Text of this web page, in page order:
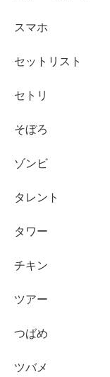
スマホ
セットリスト
セトリ
そぼろ
ゾンビ
タレント
タワー
チキン
ツアー
つばめ
ツバメ